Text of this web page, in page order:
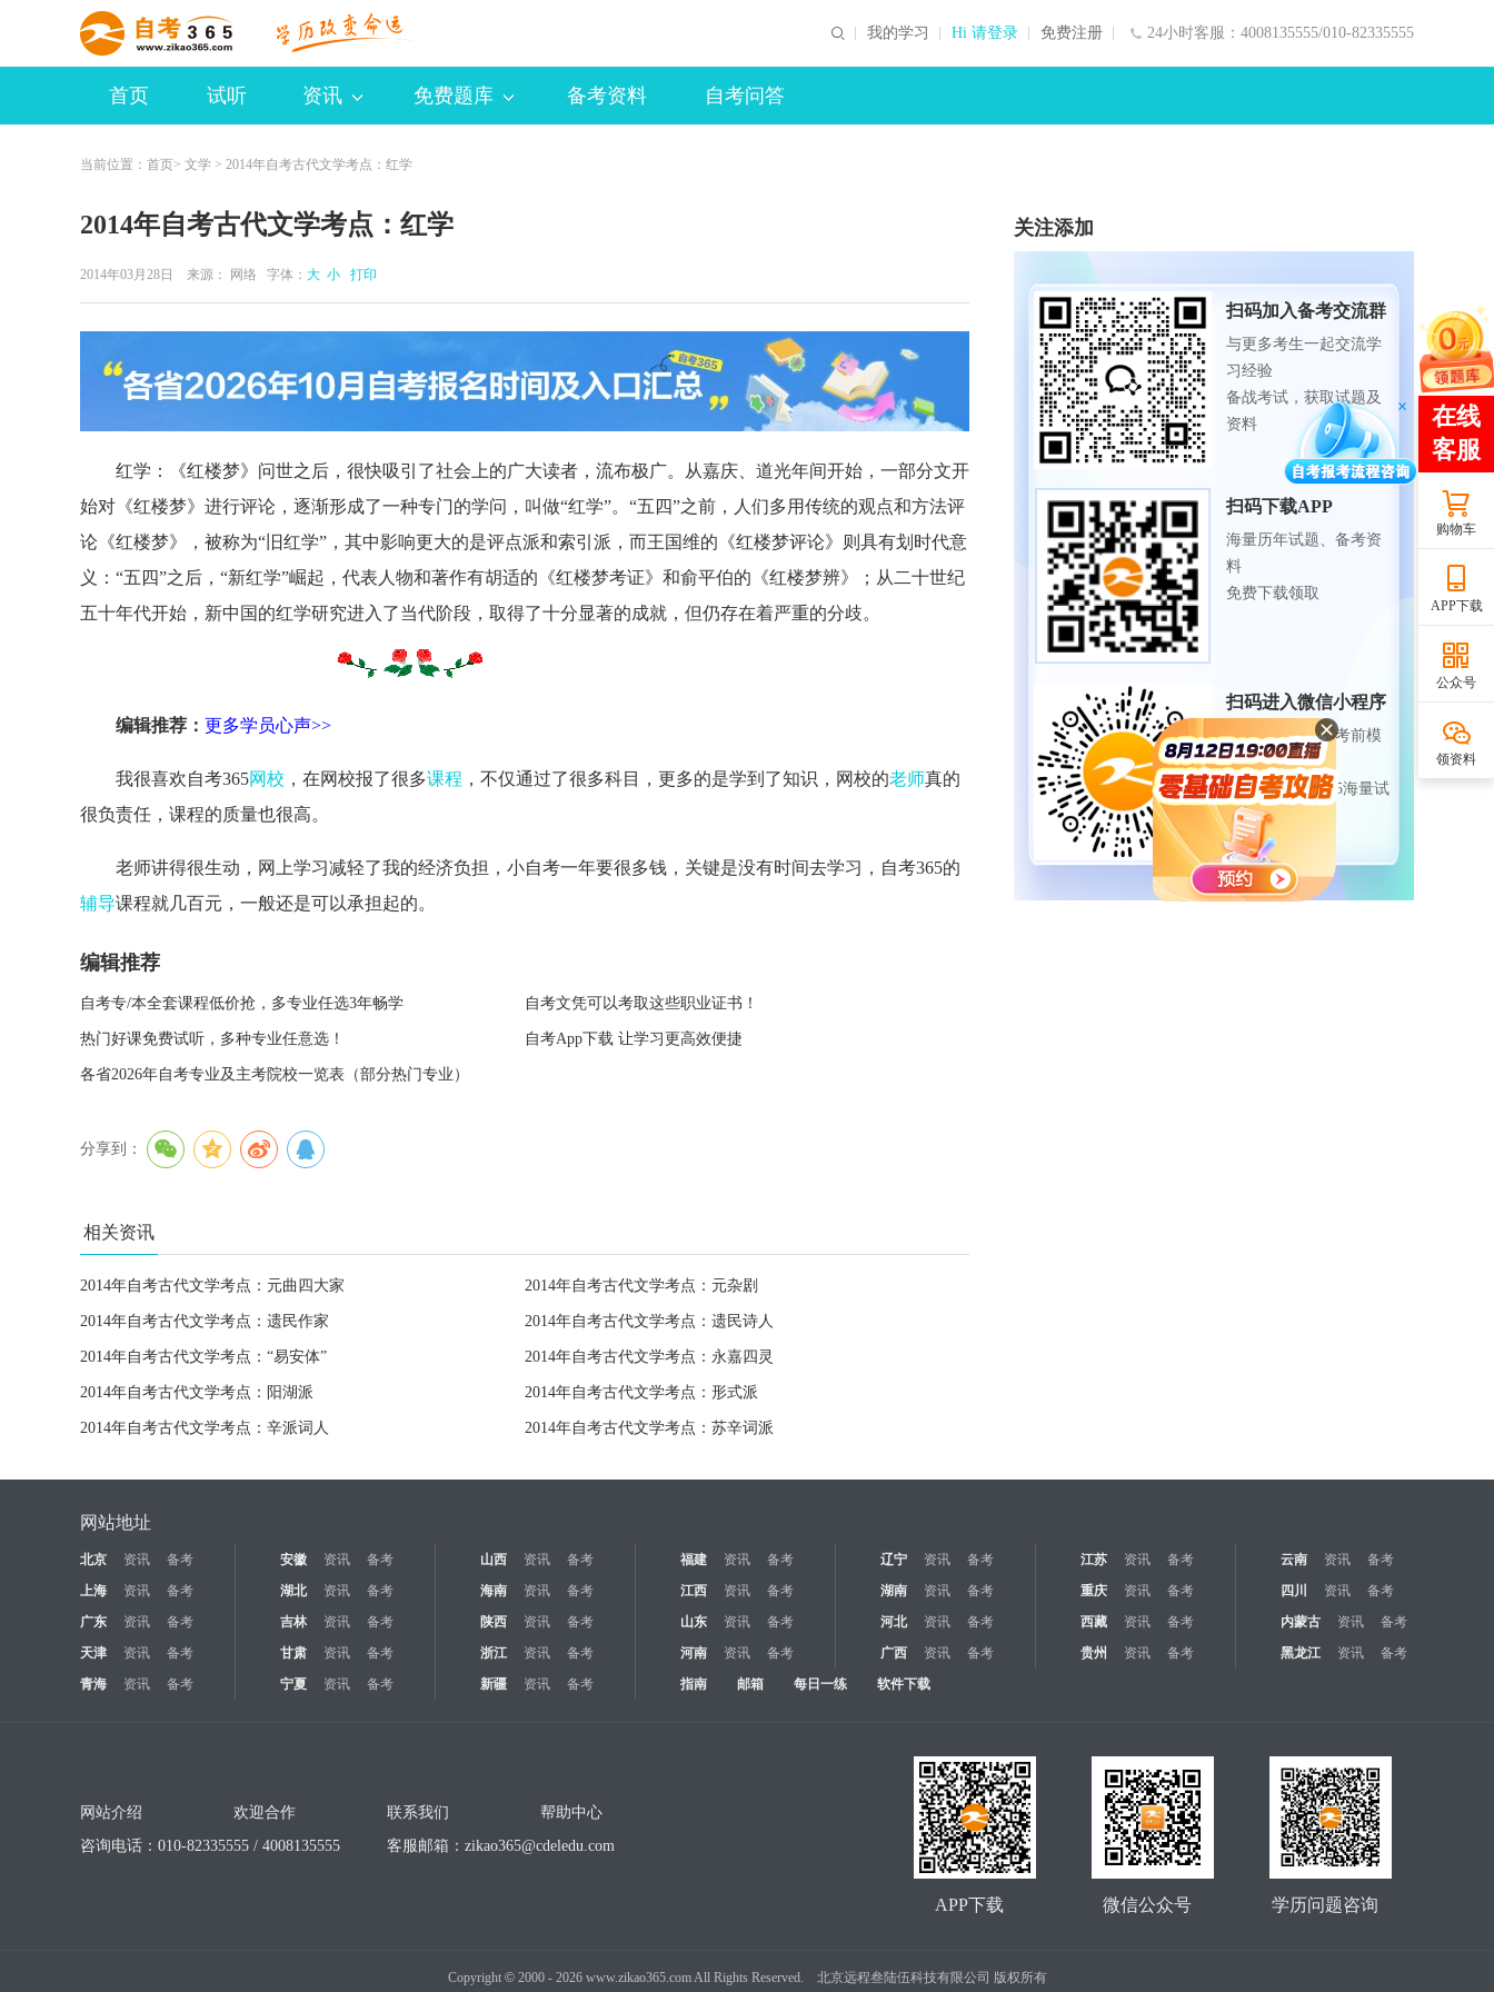
24小时客服：4008135555/010-82335555
我的学习 Hi 请登录 免费注册
首页 试听 资讯 免费题库 备考资料 自考问答
当前位置： 首页> 文学 > 2014年自考古代文学考点：红学
2014年自考古代文学考点：红学
2014年03月28日 来源： 网络 字体： 大 小 打印
红学：《红楼梦》问世之后，很快吸引了社会上的广大读者，流布极广。从嘉庆、道光年间开始，一部分文开
始对《红楼梦》进行评论，逐渐形成了一种专门的学问，叫做“红学”。“五四”之前，人们多用传统的观点和方法评
论《红楼梦》，被称为“旧红学”，其中影响更大的是评点派和索引派，而王国维的《红楼梦评论》则具有划时代意
义：“五四”之后，“新红学”崛起，代表人物和著作有胡适的《红楼梦考证》和俞平伯的《红楼梦辨》；从二十世纪
五十年代开始，新中国的红学研究进入了当代阶段，取得了十分显著的成就，但仍存在着严重的分歧。
编辑推荐： 更多学员心声>>
我很喜欢自考365网校 ，在网校报了很多课程 ，不仅通过了很多科目，更多的是学到了知识，网校的老师真的
很负责任，课程的质量也很高。
老师讲得很生动，网上学习减轻了我的经济负担，小自考一年要很多钱，关键是没有时间去学习，自考365的
辅导课程就几百元，一般还是可以承担起的。
编辑推荐
自考专/本全套课程低价抢，多专业任选3年畅学 自考文凭可以考取这些职业证书！
热门好课免费试听，多种专业任意选！ 自考App下载 让学习更高效便捷
各省2026年自考专业及主考院校一览表（部分热门专业）
分享到：
相关资讯
2014年自考古代文学考点：元曲四大家 2014年自考古代文学考点：元杂剧
2014年自考古代文学考点：遗民作家 2014年自考古代文学考点：遗民诗人
2014年自考古代文学考点：“易安体” 2014年自考古代文学考点：永嘉四灵
2014年自考古代文学考点：阳湖派 2014年自考古代文学考点：形式派
2014年自考古代文学考点：辛派词人 2014年自考古代文学考点：苏辛词派
关注添加
扫码加入备考交流群
与更多考生一起交流学
习经验
备战考试，获取试题及
资料
扫码下载APP
海量历年试题、备考资
料
免费下载领取
扫码进入微信小程序
每日练题巩固、考前模
拟实战
免费体验自考365海量试
题
购物车
APP下载
公众号
领资料
网站地址
北京 资讯 备考 安徽 资讯 备考 山西 资讯 备考 福建 资讯 备考 辽宁 资讯 备考 江苏 资讯 备考 云南 资讯
备考
上海
资讯 备考 湖北 资讯 备考 海南 资讯 备考 江西 资讯 备考 湖南 资讯 备考 重庆 资讯 备考 四川 资讯
备考
广东
资讯 备考 吉林 资讯 备考 陕西 资讯 备考 山东 资讯 备考 河北 资讯 备考 西藏 资讯 备考 内蒙古 资讯
备考
天津
资讯 备考 甘肃 资讯 备考 浙江 资讯 备考 河南 资讯 备考 广西 资讯 备考 贵州 资讯 备考 黑龙江 资讯
备考
青海
资讯 备考 宁夏 资讯 备考 新疆 资讯 备考 指南 邮箱 每日一练 软件下载
网站介绍 欢迎合作 联系我们
帮助中心
咨询电话：010-82335555 / 4008135555
客服邮箱： zikao365@cdeledu.com
学历问题咨询
微信公众号
APP下载
Copyright ©2000 - 2026www.zikao365.com All Rights Reserved. 北京远程叁陆伍科技有限公司 版权所有